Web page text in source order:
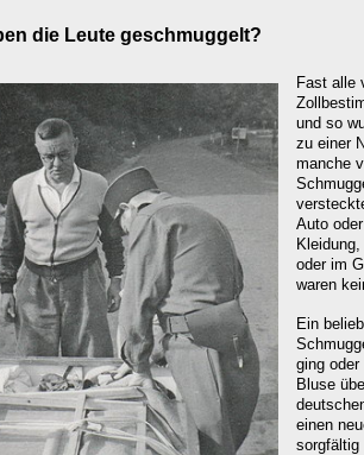
die Leute geschmuggelt?
Fast alle
und so
zu einer
manche
Auto
oder im
waren
Ein
ging
Bluse
einen
sorgfältig